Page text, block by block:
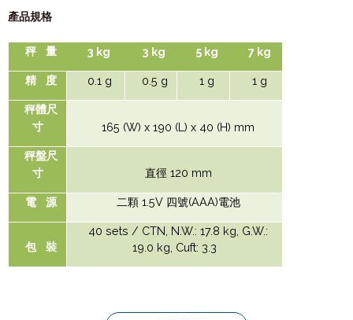
產品規格
秤 量 3 kg 3 kg 5 kg 7 kg
精 度 0.1 g 0.5 g 1 g 1 g
秤體尺
寸
165 (W) x 190 (L) x 40 (H) mm
秤盤尺
寸
直徑 120 mm
電 源 二顆1.5V 四號(AAA)電池
包 裝
40 sets / CTN, N.W.: 17.8 kg, G.W.:
19.0 kg, Cuft: 3.3